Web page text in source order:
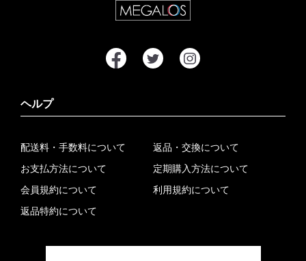
ヘルプ
配送料・手数料について
お支払方法について
会員規約について
返品特約について
返品・交換について
定期購入方法について
利用規約について